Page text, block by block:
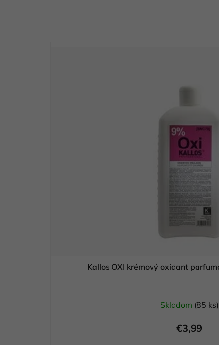
Kallos OXI krémový oxidant
Skladom (85 ks)
€3,99